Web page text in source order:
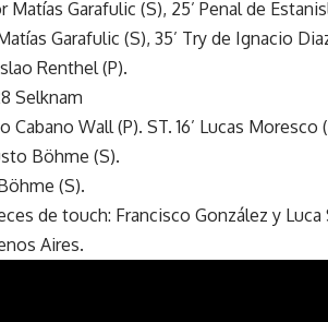
Garafulic (S), 25’ Penal de
Garafulic (S), 35’ Try de Ignacio
Renthel (P).
Selknam
Cabano Wall (P). ST. 16’ Lucas Moresco
Böhme (S).
(S).
de touch: Francisco González y Luca
Aires.